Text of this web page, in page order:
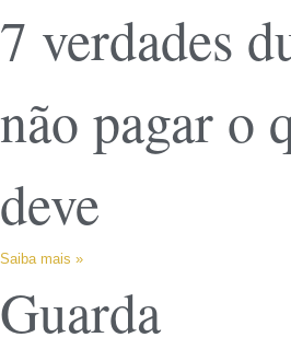
7 verdades
não pagar o
deve
Saiba mais »
Guarda